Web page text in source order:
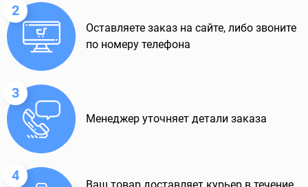
2
Оставляете заказ на сайте, либо звоните
по номеру телефона
3
Менеджер уточняет детали заказа
4